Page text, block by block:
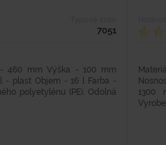
7051
460 mm Výška - 100 mm
- plast Objem - 16 l Farba -
polyetylénu (PE). Odolná
1300